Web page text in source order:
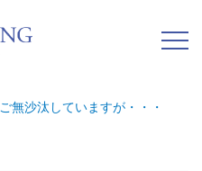
ご無沙汰していますが・・・